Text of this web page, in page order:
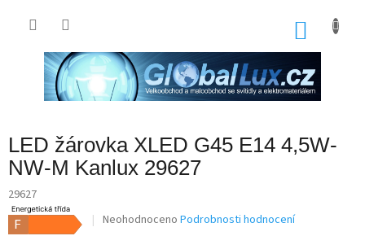
LED žárovka XLED G45 E14 4,5W-
NW-M Kanlux 29627
29627
Průměrné
Neohodnoceno Podrobnosti hodnocení